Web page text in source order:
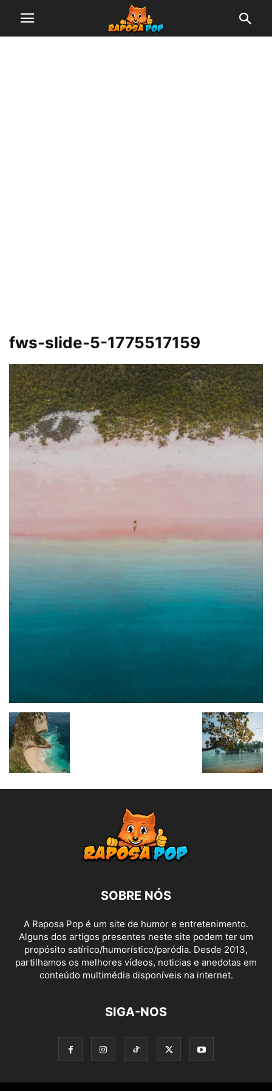
fws-slide-5-1775517159
SOBRE NÓS
A Raposa Pop é um site de humor e entretenimento.
Alguns dos artigos presentes neste site podem ter um
propósito satírico/humorístico/paródia. Desde 2013,
partilhamos os melhores vídeos, noticias e anedotas em
conteúdo multimédia disponíveis na internet.
SIGA-NOS